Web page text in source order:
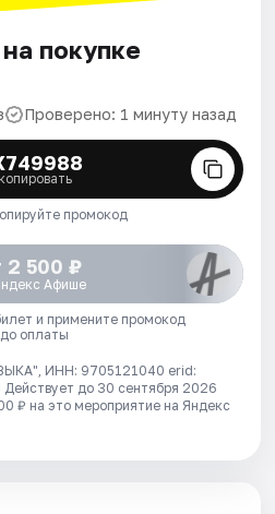
покупке
Проверено: 1 минуту назад
промокод
2 500 ₽
Афише
и примените промокод
до оплаты
ИНН: 9705121040 erid:
Действует до 30 сентября 2026
₽ на это мероприятие на Яндекс